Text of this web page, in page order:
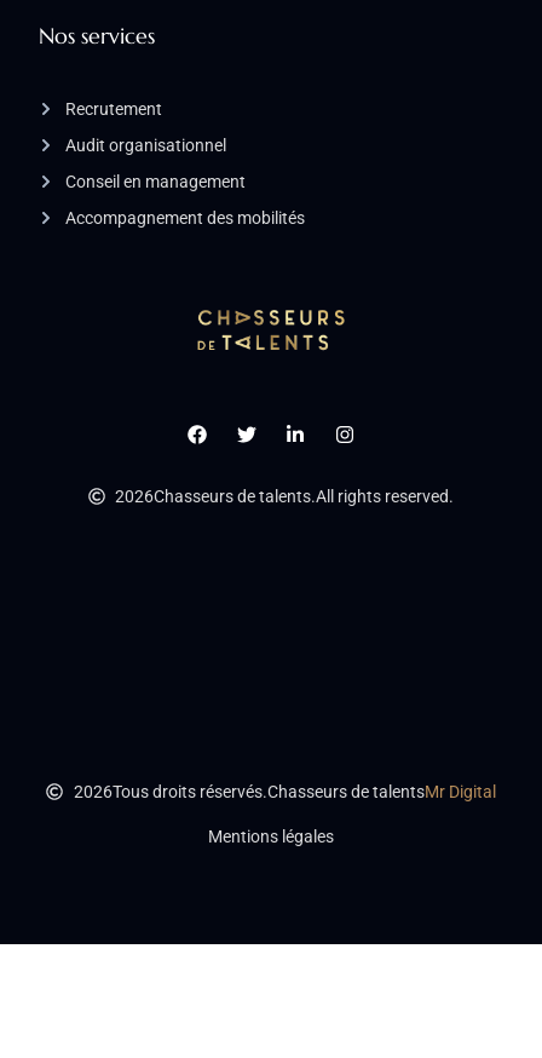
2026Chasseurs de talents.All rights reserved.
Nos services
Recrutement
Audit organisationnel
Conseil en management
Accompagnement des mobilités
2026Tous droits réservés.Chasseurs de talentsMr Digital
Mentions légales